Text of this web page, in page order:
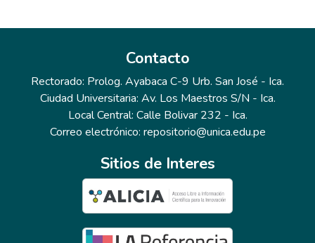
Contacto
Rectorado: Prolog. Ayabaca C-9 Urb. San José - Ica.
Ciudad Universitaria: Av. Los Maestros S/N - Ica.
Local Central: Calle Bolivar 232 - Ica.
Correo electrónico: repositorio@unica.edu.pe
Sitios de Interes